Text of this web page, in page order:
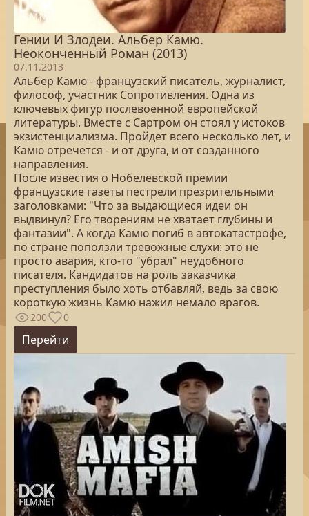
Гении И Злодеи. Альбер Камю.
Неоконченный Роман (2013)
07.11.2013
Альбер Камю - французский писатель, журналист,
философ, участник Сопротивления. Одна из
ключевых фигур послевоенной европейской
литературы. Вместе с Сартром он стоял у истоков
экзистенциализма. Пройдет всего несколько лет, и
Камю отречется - и от друга, и от созданного
направления.
После известия о Нобелевской премии
французские газеты пестрели презрительными
заголовками: "Что за выдающиеся идеи он
выдвинул? Его творениям не хватает глубины и
фантазии". А когда Камю погиб в автокатастрофе,
по стране поползли тревожные слухи: это не
просто авария, кто-то "убрал" неудобного
писателя. Кандидатов на роль заказчика
преступления было хоть отбавляй, ведь за свою
короткую жизнь Камю нажил немало врагов.
200 0
Перейти